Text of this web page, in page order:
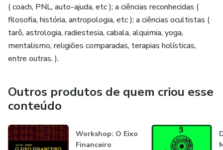
Whatsapp: (11) 9 9630-8461
( coach, PNL, auto-ajuda, etc ); a ciências reconhecidas (
filosofia, história, antropologia, etc ); a ciências ocultistas (
tarô, astrologia, radiestesia, cabala, alquimia, yoga,
mentalismo, religiões comparadas, terapias holísticas,
entre outras. ).
Outros produtos de quem criou esse
conteúdo
Workshop: O Eixo
Financeiro